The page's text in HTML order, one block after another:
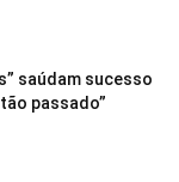
saúdam sucesso
passado”